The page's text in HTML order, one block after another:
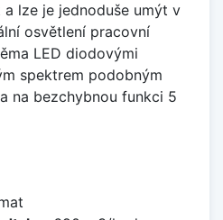
lze je jednoduše umýt v
osvětlení pracovní
LED diodovými
spektrem podobným
na bezchybnou funkci 5